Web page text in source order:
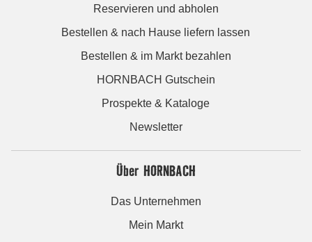
Reservieren und abholen
Bestellen & nach Hause liefern lassen
Bestellen & im Markt bezahlen
HORNBACH Gutschein
Prospekte & Kataloge
Newsletter
Über HORNBACH
Das Unternehmen
Mein Markt